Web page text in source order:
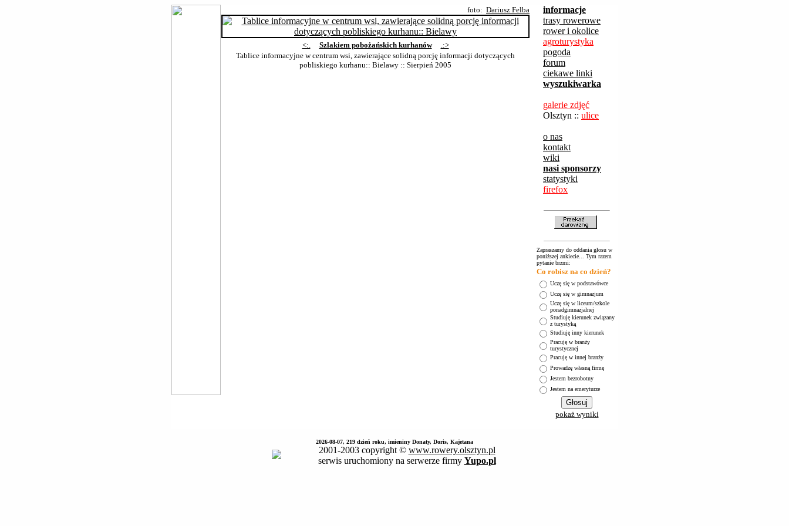
foto: Dariusz Felba
<:. Szlakiem pobożańskich kurhanów
.:>
Tablice informacyjne w centrum wsi, zawierające solidną porcję informacji dotyczących
pobliskiego kurhanu:: Bielawy :: Sierpień 2005
informacje
trasy rowerowe
rower i okolice
agroturystyka
pogoda
forum
ciekawe linki
wyszukiwarka
galerie zdjęć
Olsztyn :: ulice
o nas
kontakt
wiki
nasi sponsorzy
statystyki
firefox
Zapraszamy do oddania głosu w
poniższej ankiecie... Tym razem
pytanie brzmi:
Co robisz na co dzień?
Uczę się w podstawówce
Uczę się w gimnazjum
Uczę się w liceum/szkole
ponadgimnazjalnej
Studiuję kierunek związany
z turystyką
Studiuję inny kierunek
Pracuję w branży
turystycznej
Pracuję w innej branży
Prowadzę własną firmę
Jestem bezrobotny
Jestem na emeryturze
pokaż wyniki
2026-08-07, 219 dzień roku, imieniny Donaty, Doris, Kajetana
2001-2003 copyright © www.rowery.olsztyn.pl
serwis uruchomiony na serwerze firmy Yupo.pl